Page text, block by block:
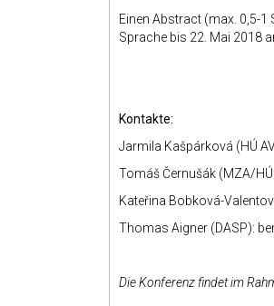
Einen Abstract (max. 0,5-1
Sprache bis 22. Mai 2018
Kontakte:
Jarmila Kašpárková (HÚ
Tomáš Černušák (MZA/
Kateřina Bobková-
Thomas Aigner (DASP):
Die Konferenz findet im